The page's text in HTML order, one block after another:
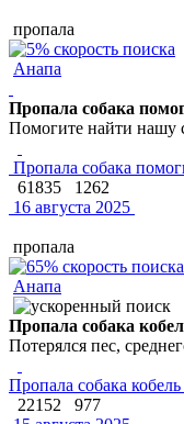
пропала
Анапа
Пропала собака
Помогите найти нашу
Пропала собака
61835
1262
16 августа 2025
пропала
Анапа
Пропала собака
Потерялся пес,
Пропала собака
22152
977